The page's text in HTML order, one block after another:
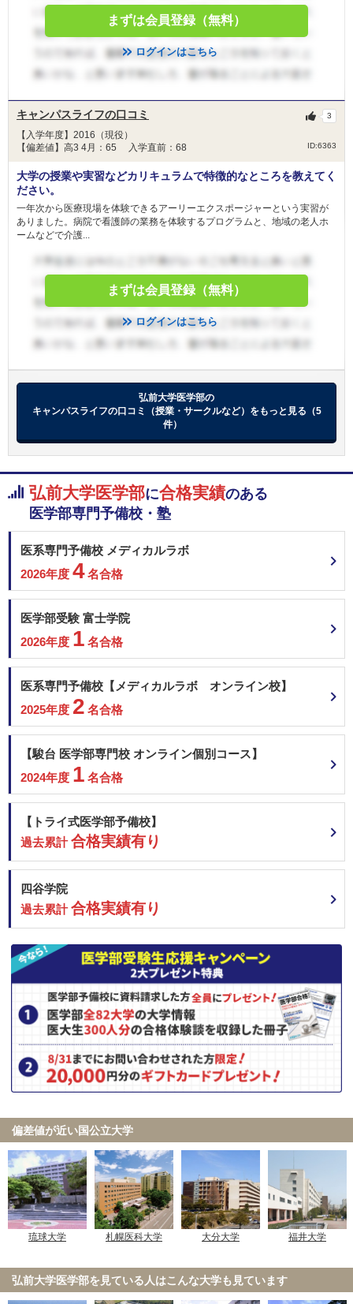
日本医科大学 一般（前期地域枠）
日本医科大学 地域医療枠（前期）
2月13日
藤田医科大学 一般（一般枠）
藤田医科大学 一般（地域枠）
久留米大学 前期一般選抜
順天堂大学 地域枠選抜
順天堂大学 一般 (A方式)
昭和医科大学 新潟県地域枠
昭和医科大学 静岡県地域枠
昭和医科大学 山梨県地域枠
昭和医科大学 長野県地域枠
東海大学 静岡県地域枠
東海大学 大学入学共通テスト利用
東京女子医科大学 一般
東京女子医科大学 一般
聖マリアンナ医科大学 一般（前期）
藤田医科大学 共通テスト利用入試
藤田医科大学 一般（一般枠）
関西医科大学 地域枠学校推薦型選抜（専願制）
福岡大学 共通テスト利用型（Ⅰ期）
福岡大学 一般
順天堂大学 地域枠選抜
順天堂大学 一般 (A方式)
東京医科大学 共通テスト利用
東京医科大学 一般
2月15日
埼玉医科大学 一般前期
昭和医科大学 一般選抜入試（Ⅰ期）
東海大学 静岡県地域枠
東海大学 神奈川地域枠
東海大学 大学入学共通テスト利用
東海大学 一般入試
東京女子医科大学 一般
東邦大学 一般
近畿大学 共通テスト利用 前期
近畿大学 共通テスト利用 中期
順天堂大学 前期共通テスト利用
順天堂大学 一般 (A方式)
2月16日
岩手医科大学 学士編入学者選抜
北里大学 一般
東邦大学 一般
金沢医科大学 一般前期
兵庫医科大学 一般選抜B（英語資格試験活用型）
2月17日
帝京大学 大学入学共通テスト利用
金沢医科大学 一般前期
国際医療福祉大学 共通テスト利用
2月19日
杏林大学 共通テスト利用(前期)
大阪医科薬科大学 一般選抜（前期）
大阪医科薬科大学 一般選抜（大阪府地域枠）
獨協医科大学 新潟県地域枠
獨協医科大学 前期
まずは会員登録（無料）
ログインはこちら
キャンパスライフの口コミ
【入学年度】2016（現役）
【偏差値】高3 4月：65 入学直前：68
ID:6363
3
大学の授業や実習などカリキュラムで特徴的なところを教えてく
ださい。
一年次から医療現場を体験できるアーリーエクスポージャーという実習が
ありました。病院で看護師の業務を体験するプログラムと、地域の老人ホ
ームなどで介護...
まずは会員登録（無料）
ログインはこちら
弘前大学医学部の
キャンパスライフの口コミ（授業・サークルなど）をもっと見る（5
件）
弘前大学医学部に合格実績のある
医学部専門予備校・塾
医系専門予備校 メディカルラボ
2026年度 4名合格
医学部受験 富士学院
2026年度 1 名合格
医系専門予備校【メディカルラボ オンライン校】
2025年度 2 名合格
【駿台 医学部専門校 オンライン個別コース】
2024年度 1 名合格
【トライ式医学部予備校】
過去累計合格実績有り
四谷学院
過去累計合格実績有り
偏差値が近い国公立大学
琉球大学 札幌医科大学 大分大学 福井大学
弘前大学医学部を見ている人はこんな大学も見ています